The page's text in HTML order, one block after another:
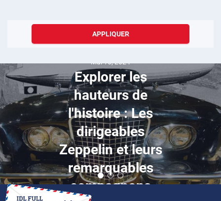
APPLIQUER
Mai 16, 2024
Explorer les
hauteurs de
l'histoire : Les
dirigeables
Zeppelin et leurs
remarquables
compagnons